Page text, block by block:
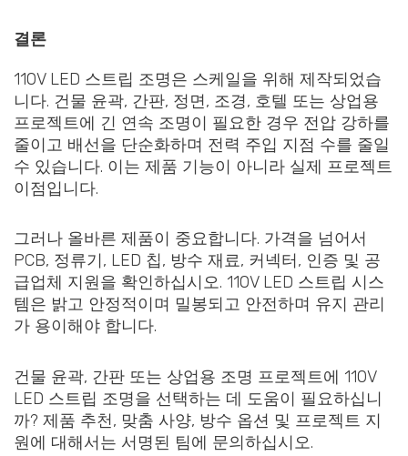
결론
110V LED 스트립 조명은 스케일을 위해 제작되었습
니다. 건물 윤곽, 간판, 정면, 조경, 호텔 또는 상업용
프로젝트에 긴 연속 조명이 필요한 경우 전압 강하를
줄이고 배선을 단순화하며 전력 주입 지점 수를 줄일
수 있습니다. 이는 제품 기능이 아니라 실제 프로젝트
이점입니다.
그러나 올바른 제품이 중요합니다. 가격을 넘어서
PCB, 정류기, LED 칩, 방수 재료, 커넥터, 인증 및 공
급업체 지원을 확인하십시오. 110V LED 스트립 시스
템은 밝고 안정적이며 밀봉되고 안전하며 유지 관리
가 용이해야 합니다.
건물 윤곽, 간판 또는 상업용 조명 프로젝트에 110V
LED 스트립 조명을 선택하는 데 도움이 필요하십니
까? 제품 추천, 맞춤 사양, 방수 옵션 및 프로젝트 지
원에 대해서는 서명된 팀에 문의하십시오.